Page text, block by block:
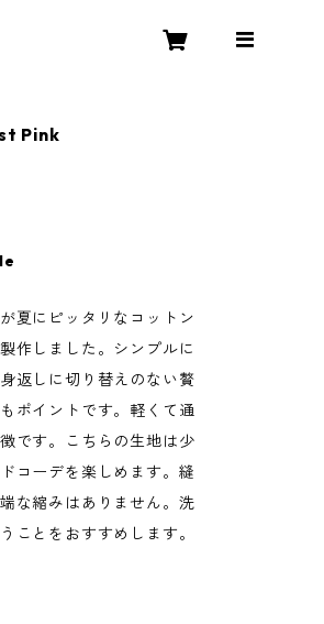
Pink
夏にピッタリなコットン
作しました。シンプルに
返しに切り替えのない贅
ポイントです。軽くて通
です。こちらの生地は少
コーデを楽しめます。縫
な縮みはありません。洗
ことをおすすめします。